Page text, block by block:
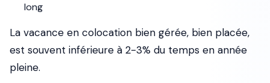
long
La vacance en colocation bien gérée, bien placée,
est souvent inférieure à 2-3% du temps en année
pleine.